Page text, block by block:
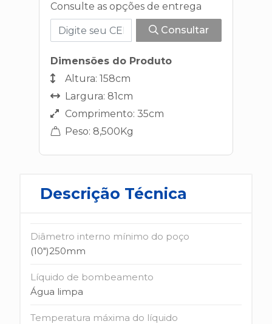
Consulte as opções de entrega
Consultar
Dimensões do Produto
Altura: 158cm
Largura: 81cm
Comprimento: 35cm
Peso: 8,500Kg
Descrição Técnica
Diâmetro interno mínimo do poço
(10")250mm
Líquido de bombeamento
Água limpa
Temperatura máxima do líquido